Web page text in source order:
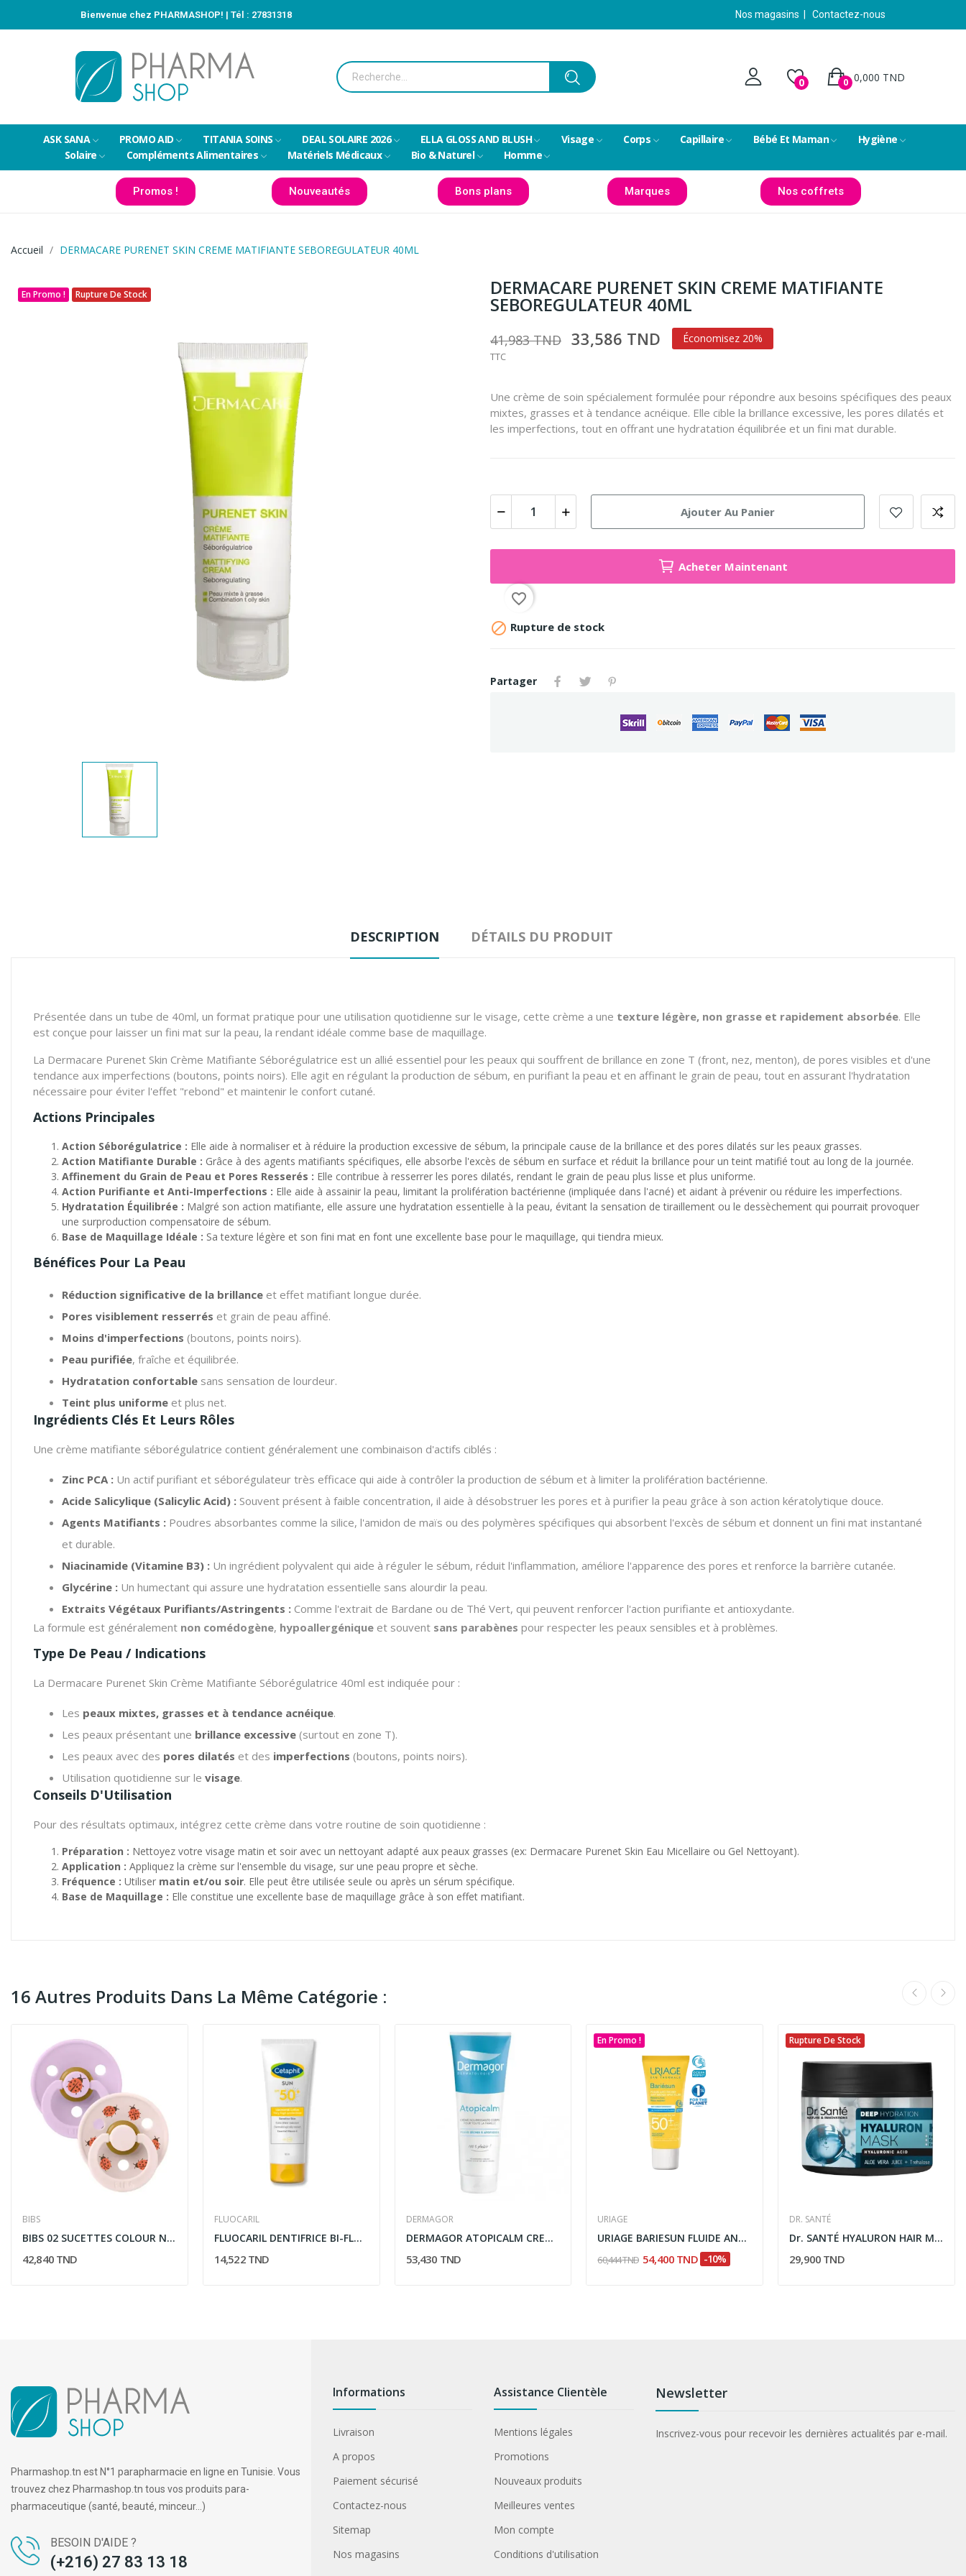
Bienvenue chez PHARMASHOP! | Tél : 27831318 Nos magasins Contactez-nous
0 0,000 TND
0
ASK SANA PROMO AID TITANIA SOINS DEAL SOLAIRE 2026 ELLA GLOSS AND BLUSH Visage Corps Capillaire Bébé Et Maman
Hygiène
Solaire
Compléments Alimentaires Matériels Médicaux Bio & Naturel Homme
Promos ! Nouveautés Bons plans Marques Nos coffrets
Accueil DERMACARE PURENET SKIN CREME MATIFIANTE SEBOREGULATEUR 40ML
En Promo ! Rupture De Stock DERMACARE PURENET SKIN CREME MATIFIANTE
SEBOREGULATEUR 40ML
41,983 TND 33,586 TND Économisez 20%
TTC
Une crème de soin spécialement formulée pour répondre aux besoins spécifiques des peaux
mixtes, grasses et à tendance acnéique. Elle cible la brillance excessive, les pores dilatés et
les imperfections, tout en offrant une hydratation équilibrée et un fini mat durable.
Ajouter Au Panier
Acheter Maintenant
favorite_border
 Rupture de stock
Partager
DESCRIPTION DÉTAILS DU PRODUIT
Présentée dans un tube de 40ml, un format pratique pour une utilisation quotidienne sur le visage, cette crème a une texture légère, non grasse et rapidement absorbée. Elle
est conçue pour laisser un fini mat sur la peau, la rendant idéale comme base de maquillage.
La Dermacare Purenet Skin Crème Matifiante Séborégulatrice est un allié essentiel pour les peaux qui souffrent de brillance en zone T (front, nez, menton), de pores visibles et d'une
tendance aux imperfections (boutons, points noirs). Elle agit en régulant la production de sébum, en purifiant la peau et en affinant le grain de peau, tout en assurant l'hydratation
nécessaire pour éviter l'effet "rebond" et maintenir le confort cutané.
Actions Principales
Action Séborégulatrice : Elle aide à normaliser et à réduire la production excessive de sébum, la principale cause de la brillance et des pores dilatés sur les peaux grasses.
Action Matifiante Durable : Grâce à des agents matifiants spécifiques, elle absorbe l'excès de sébum en surface et réduit la brillance pour un teint matifié tout au long de la journée.
Affinement du Grain de Peau et Pores Resserés : Elle contribue à resserrer les pores dilatés, rendant le grain de peau plus lisse et plus uniforme.
Action Purifiante et Anti-Imperfections : Elle aide à assainir la peau, limitant la prolifération bactérienne (impliquée dans l'acné) et aidant à prévenir ou réduire les imperfections.
Hydratation Équilibrée : Malgré son action matifiante, elle assure une hydratation essentielle à la peau, évitant la sensation de tiraillement ou le dessèchement qui pourrait provoquer
une surproduction compensatoire de sébum.
Base de Maquillage Idéale : Sa texture légère et son fini mat en font une excellente base pour le maquillage, qui tiendra mieux.
Bénéfices Pour La Peau
Réduction significative de la brillance et effet matifiant longue durée.
Pores visiblement resserrés et grain de peau affiné.
Moins d'imperfections (boutons, points noirs).
Peau purifiée, fraîche et équilibrée.
Hydratation confortable sans sensation de lourdeur.
Teint plus uniforme et plus net.
Ingrédients Clés Et Leurs Rôles
Une crème matifiante séborégulatrice contient généralement une combinaison d'actifs ciblés :
Zinc PCA : Un actif purifiant et séborégulateur très efficace qui aide à contrôler la production de sébum et à limiter la prolifération bactérienne.
Acide Salicylique (Salicylic Acid) : Souvent présent à faible concentration, il aide à désobstruer les pores et à purifier la peau grâce à son action kératolytique douce.
Agents Matifiants : Poudres absorbantes comme la silice, l'amidon de maïs ou des polymères spécifiques qui absorbent l'excès de sébum et donnent un fini mat instantané
et durable.
Niacinamide (Vitamine B3) : Un ingrédient polyvalent qui aide à réguler le sébum, réduit l'inflammation, améliore l'apparence des pores et renforce la barrière cutanée.
Glycérine : Un humectant qui assure une hydratation essentielle sans alourdir la peau.
Extraits Végétaux Purifiants/Astringents : Comme l'extrait de Bardane ou de Thé Vert, qui peuvent renforcer l'action purifiante et antioxydante.
La formule est généralement non comédogène, hypoallergénique et souvent sans parabènes pour respecter les peaux sensibles et à problèmes.
Type De Peau / Indications
La Dermacare Purenet Skin Crème Matifiante Séborégulatrice 40ml est indiquée pour :
Les peaux mixtes, grasses et à tendance acnéique.
Les peaux présentant une brillance excessive (surtout en zone T).
Les peaux avec des pores dilatés et des imperfections (boutons, points noirs).
Utilisation quotidienne sur le visage.
Conseils D'Utilisation
Pour des résultats optimaux, intégrez cette crème dans votre routine de soin quotidienne :
Préparation : Nettoyez votre visage matin et soir avec un nettoyant adapté aux peaux grasses (ex: Dermacare Purenet Skin Eau Micellaire ou Gel Nettoyant).
Application : Appliquez la crème sur l'ensemble du visage, sur une peau propre et sèche.
Fréquence : Utiliser matin et/ou soir. Elle peut être utilisée seule ou après un sérum spécifique.
Base de Maquillage : Elle constitue une excellente base de maquillage grâce à son effet matifiant.
16 Autres Produits Dans La Même Catégorie :
BIBS
BIBS 02 SUCETTES COLOUR NATURAL RUBBER SIZE 2...
42,840 TND
FLUOCARIL
FLUOCARIL DENTIFRICE BI-FLUORÉ 145MG MENTHE 75ML
14,522 TND
DERMAGOR
DERMAGOR ATOPICALM CREME NOURRISSANTE CORPS 250ML
53,430 TND
En Promo !
URIAGE
URIAGE BARIESUN FLUIDE ANTI TACHES SPF50+ 40ML
60,444 TND 54,400 TND -10%
Rupture De Stock
DR. SANTÉ
Dr. SANTÉ HYALURON HAIR MASQUE HYDRATATION...
29,900 TND
Pharmashop.tn est N°1 parapharmacie en ligne en Tunisie. Vous
trouvez chez Pharmashop.tn tous vos produits para-
pharmaceutique (santé, beauté, minceur...)
BESOIN D'AIDE ?
(+216) 27 83 13 18
Informations
Livraison
A propos
Paiement sécurisé
Contactez-nous
Sitemap
Nos magasins
Assistance Clientèle
Mentions légales
Promotions
Nouveaux produits
Meilleures ventes
Mon compte
Conditions d'utilisation
Newsletter
Inscrivez-vous pour recevoir les dernières actualités par e-mail.